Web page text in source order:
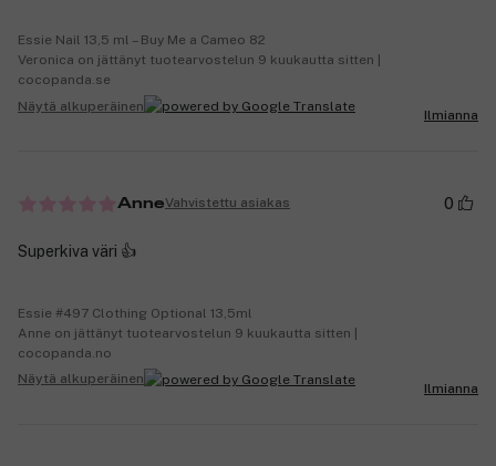
Essie Nail 13,5 ml – Buy Me a Cameo 82
Veronica on jättänyt tuotearvostelun 9 kuukautta sitten |
cocopanda.se
Näytä alkuperäinen
Ilmianna
AnneVahvistettu asiakas 0
Superkiva väri 👍
Essie #497 Clothing Optional 13,5ml
Anne on jättänyt tuotearvostelun 9 kuukautta sitten |
cocopanda.no
Näytä alkuperäinen
Ilmianna